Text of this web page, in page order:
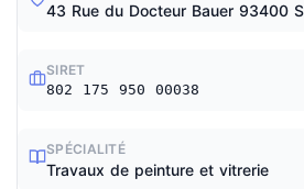
43 Rue du Docteur Bauer 93400
SIRET
802 175 950 00038
SPÉCIALITÉ
Travaux de peinture et vitrerie